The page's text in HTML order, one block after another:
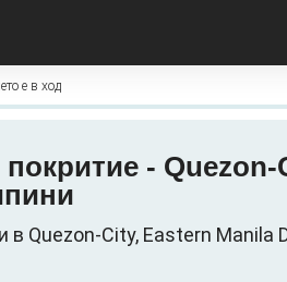
е в ход
-
Quezon-City, Eastern Manila